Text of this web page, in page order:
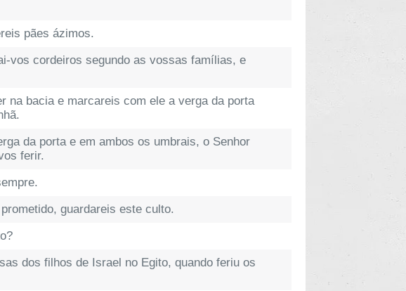
pães ázimos.
vos cordeiros segundo as vossas famílias, e
na bacia e marcareis com ele a verga da porta
da porta e em ambos os umbrais, o Senhor
ferir.
guardareis este culto.
dos filhos de Israel no Egito, quando feriu os